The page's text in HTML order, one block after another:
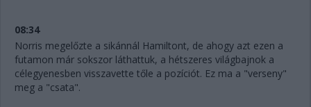
08:34
Norris megelőzte a sikánnál Hamiltont, de ahogy azt ezen a
futamon már sokszor láthattuk, a hétszeres világbajnok a
célegyenesben visszavette tőle a pozíciót. Ez ma a "verseny"
meg a "csata".